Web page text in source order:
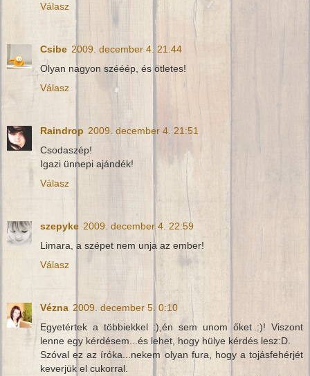
Válasz
Csibe 2009. december 4. 21:44
Olyan nagyon szééép, és ötletes!
Válasz
Raindrop 2009. december 4. 21:51
Csodaszép!
Igazi ünnepi ajándék!
Válasz
szepyke 2009. december 4. 22:59
Limara, a szépet nem unja az ember!
Válasz
Vézna 2009. december 5. 0:10
Egyetértek a többiekkel :),én sem unom őket :)! Viszont
lenne egy kérdésem...és lehet, hogy hülye kérdés lesz:D.
Szóval ez az íróka...nekem olyan fura, hogy a tojásfehérjét
keverjük el cukorral.